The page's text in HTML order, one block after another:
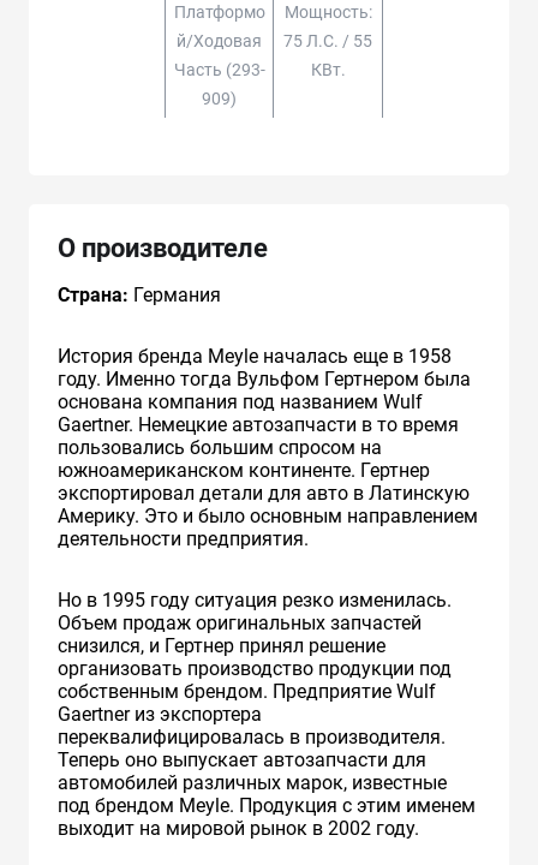
Платформо
Й/ходовая
Часть (293-
909)
Мощность:
75 Л.с. / 55
КВт.
О производителе
Страна: Германия
История бренда Meyle началась еще в 1958
году. Именно тогда Вульфом Гертнером была
основана компания под названием Wulf
Gaertner. Немецкие автозапчасти в то время
пользовались большим спросом на
южноамериканском континенте. Гертнер
экспортировал детали для авто в Латинскую
Америку. Это и было основным направлением
деятельности предприятия.
Но в 1995 году ситуация резко изменилась.
Объем продаж оригинальных запчастей
снизился, и Гертнер принял решение
организовать производство продукции под
собственным брендом. Предприятие Wulf
Gaertner из экспортера
переквалифицировалась в производителя.
Теперь оно выпускает автозапчасти для
автомобилей различных марок, известные
под брендом Meyle. Продукция с этим именем
выходит на мировой рынок в 2002 году.